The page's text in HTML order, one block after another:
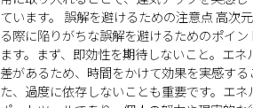
ています。 誤解を避けるための注意点 高次
る際に陥りがちな誤解を避けるためのポイ
ます。まず、即効性を期待しないこと。エネ
差があるため、時間をかけて効果を実感する
た、過度に依存しないことも重要です。エ